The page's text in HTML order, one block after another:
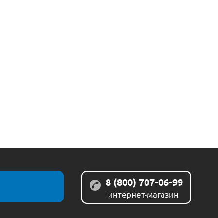
8 (800) 707-06-99
интернет-магазин